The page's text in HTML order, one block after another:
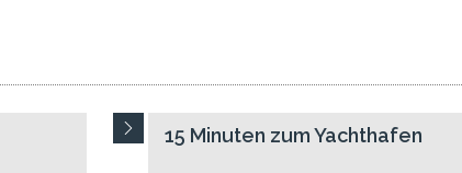
15 Minuten zum Yachthafen